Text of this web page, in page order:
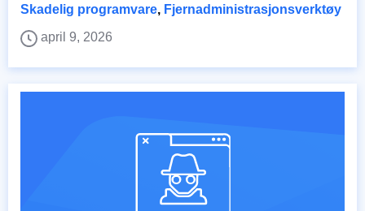
Skadelig programvare, Fjernadministrasjonsverktøy
april 9, 2026